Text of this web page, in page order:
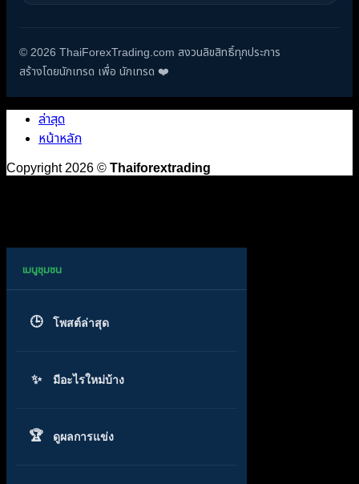
© 2026 ThaiForexTrading.com สงวนลิขสิทธิ์ทุกประการ
สร้างโดยนักเทรด เพื่อ นักเทรด ❤️
ล่าสุด
หน้าหลัก
Copyright 2026 © Thaiforextrading
โพสต์ล่าสุด
มีอะไรใหม่บ้าง
ดูผลการแข่ง